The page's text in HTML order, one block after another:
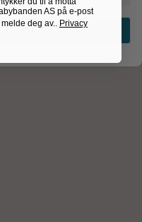
AS på e-post
deg av.. Privacy